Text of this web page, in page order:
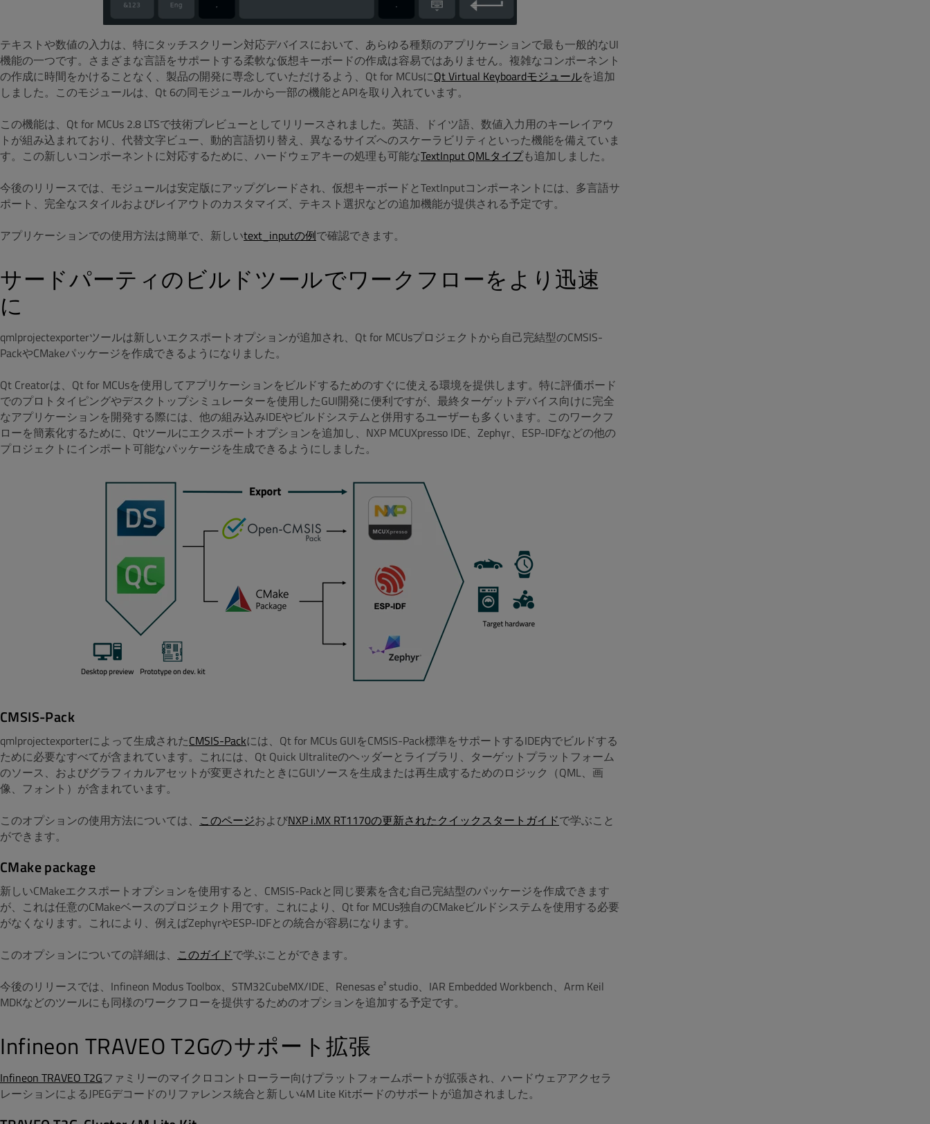
テキストや数値の入力は、特にタッチスクリーン対応デバイスにおいて、あらゆる種類のアプリケーションで最も一般的なUI
機能の一つです。さまざまな言語をサポートする柔軟な仮想キーボードの作成は容易ではありません。複雑なコンポーネント
の作成に時間をかけることなく、製品の開発に専念していただけるよう、Qt for MCUsにQt Virtual Keyboardモジュールを追加
しました。このモジュールは、Qt 6の同モジュールから一部の機能とAPIを取り入れています。
この機能は、Qt for MCUs 2.8 LTSで技術プレビューとしてリリースされました。英語、ドイツ語、数値入力用のキーレイアウ
トが組み込まれており、代替文字ビュー、動的言語切り替え、異なるサイズへのスケーラビリティといった機能を備えていま
す。この新しいコンポーネントに対応するために、ハードウェアキーの処理も可能なTextInput QMLタイプも追加しました。
今後のリリースでは、モジュールは安定版にアップグレードされ、仮想キーボードとTextInputコンポーネントには、多言語サ
ポート、完全なスタイルおよびレイアウトのカスタマイズ、テキスト選択などの追加機能が提供される予定です。
アプリケーションでの使用方法は簡単で、新しいtext_inputの例で確認できます。
サードパーティのビルドツールでワークフローをより迅速
に
qmlprojectexporterツールは新しいエクスポートオプションが追加され、Qt for MCUsプロジェクトから自己完結型のCMSIS-
PackやCMakeパッケージを作成できるようになりました。
Qt Creatorは、Qt for MCUsを使用してアプリケーションをビルドするためのすぐに使える環境を提供します。特に評価ボード
でのプロトタイピングやデスクトップシミュレーターを使用したGUI開発に便利ですが、最終ターゲットデバイス向けに完全
なアプリケーションを開発する際には、他の組み込みIDEやビルドシステムと併用するユーザーも多くいます。このワークフ
ローを簡素化するために、Qtツールにエクスポートオプションを追加し、NXP MCUXpresso IDE、Zephyr、ESP-IDFなどの他の
プロジェクトにインポート可能なパッケージを生成できるようにしました。
CMSIS-Pack
qmlprojectexporterによって生成されたCMSIS-Packには、Qt for MCUs GUIをCMSIS-Pack標準をサポートするIDE内でビルドする
ために必要なすべてが含まれています。これには、Qt Quick Ultraliteのヘッダーとライブラリ、ターゲットプラットフォーム
のソース、およびグラフィカルアセットが変更されたときにGUIソースを生成または再生成するためのロジック（QML、画
像、フォント）が含まれています。
このオプションの使用方法については、 このページおよびNXP i.MX RT1170の更新されたクイックスタートガイドで学ぶこと
ができます。
CMake package
新しいCMakeエクスポートオプションを使用すると、CMSIS-Packと同じ要素を含む自己完結型のパッケージを作成できます
が、これは任意のCMakeベースのプロジェクト用です。これにより、Qt for MCUs独自のCMakeビルドシステムを使用する必要
がなくなります。これにより、例えばZephyrやESP-IDFとの統合が容易になります。
このオプションについての詳細は、 このガイドで学ぶことができます。
今後のリリースでは、Infineon Modus Toolbox、STM32CubeMX/IDE、Renesas e² studio、IAR Embedded Workbench、Arm Keil
MDKなどのツールにも同様のワークフローを提供するためのオプションを追加する予定です。
Infineon TRAVEO T2Gのサポート拡張
Infineon TRAVEO T2Gファミリーのマイクロコントローラー向けプラットフォームポートが拡張され、ハードウェアアクセラ
レーションによるJPEGデコードのリファレンス統合と新しい4M Lite Kitボードのサポートが追加されました。